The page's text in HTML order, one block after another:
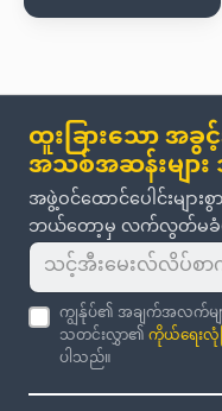
ထူးခြားသော အခွ
အသစ်အဆန်းမျာ
အဖွဲ့ဝင်ထောင်ပေါင်းများ
ဘယ်တော့မှ လက်လွတ်မခံပ
ကျွန်ုပ်၏ အချက်အလက်မျ
သတင်းလွှာ၏ကိုယ်ရေးလုံ
ပါသည်။